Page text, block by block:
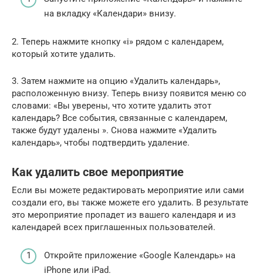
на вкладку «Календари» внизу.
2. Теперь нажмите кнопку «i» рядом с календарем,
который хотите удалить.
3. Затем нажмите на опцию «Удалить календарь»,
расположенную внизу. Теперь внизу появится меню со
словами: «Вы уверены, что хотите удалить этот
календарь? Все события, связанные с календарем,
также будут удалены ». Снова нажмите «Удалить
календарь», чтобы подтвердить удаление.
Как удалить свое мероприятие
Если вы можете редактировать мероприятие или сами
создали его, вы также можете его удалить. В результате
это мероприятие пропадет из вашего календаря и из
календарей всех приглашенных пользователей.
Откройте приложение «Google Календарь» на
iPhone или iPad.